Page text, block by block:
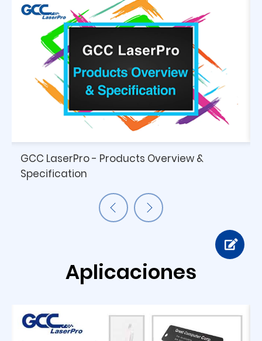
GCC LaserPro - Products Overview &
Specification
Aplicaciones